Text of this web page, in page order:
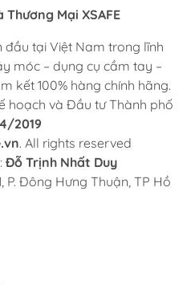
Mại XSAFE
tại Việt Nam trong lĩnh
móc – dụng cụ cầm tay –
kết 100% hàng chính hãng.
hoạch và Đầu tư Thành phố
2019
. All rights reserved
Đỗ Trịnh Nhất Duy
P. Đông Hưng Thuận, TP Hồ